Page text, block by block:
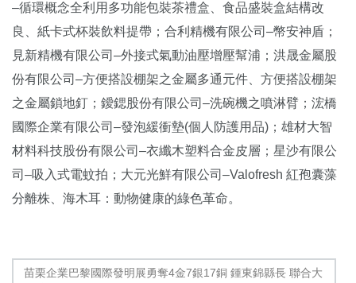
–循環概念全利用多功能包裝茶禮盒、食品盛裝盒結構改
良、紙卡式杯裝飲料提帶；合利精機有限公司–幣安神盾；
見新精機有限公司–外接式氣動油壓增壓幫浦；洪晟金屬股
份有限公司–方便搭設棚架之金屬多通元件、方便搭設棚架
之金屬鎖地釘；鑀鍶股份有限公司–洗碗機之噴淋臂；浤橋
國際企業有限公司–發泡緩衝墊(個人防護用品)；雄材大智
材料科技股份有限公司–衣纖木塑料合金皮層；星沙有限公
司–吸入式電蚊拍；大元光鮮有限公司–Valofresh 紅孢囊藻
分離株、海木耳：動物健康的綠色革命。
苗栗企業巴黎國際發明展勇奪4金7銀17銅 鍾東錦縣長 聯合大